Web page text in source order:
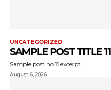
UNCATEGORIZED
SAMPLE POST TITLE 11
Sample post no 11 excerpt.
August 6, 2026